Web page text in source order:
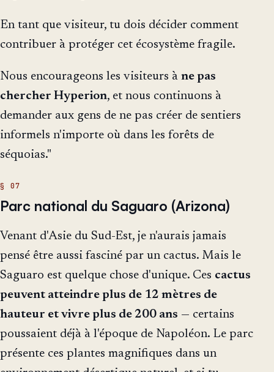
En tant que visiteur, tu dois décider comment
contribuer à protéger cet écosystème fragile.
Nous encourageons les visiteurs à ne pas
chercher Hyperion, et nous continuons à
demander aux gens de ne pas créer de sentiers
informels n'importe où dans les forêts de
séquoias."
Parc national du Saguaro (Arizona)
Venant d'Asie du Sud-Est, je n'aurais jamais
pensé être aussi fasciné par un cactus. Mais le
Saguaro est quelque chose d'unique. Ces cactus
peuvent atteindre plus de 12 mètres de
hauteur et vivre plus de 200 ans — certains
poussaient déjà à l'époque de Napoléon. Le parc
présente ces plantes magnifiques dans un